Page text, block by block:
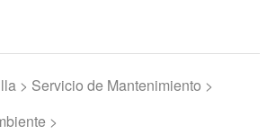
> Servicio de Mantenimiento >
>